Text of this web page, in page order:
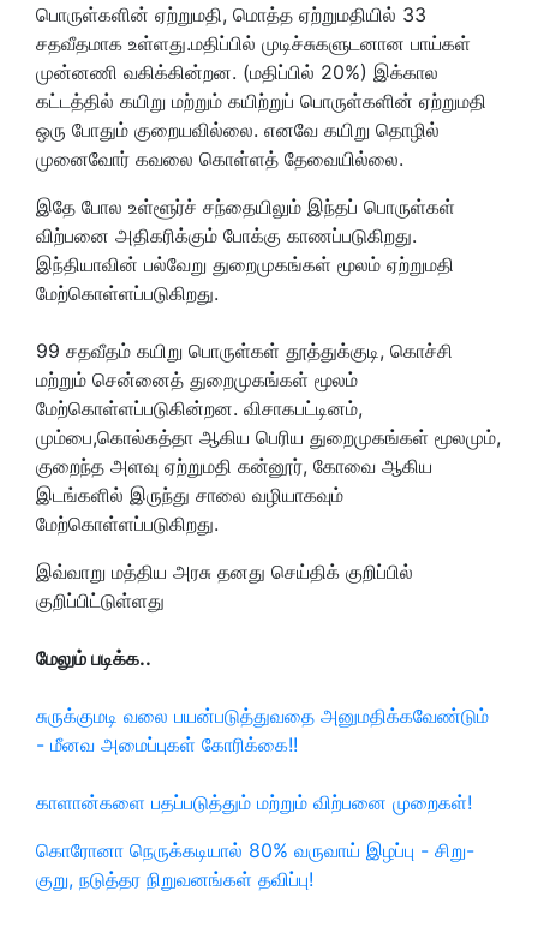
பொருள்களின் ஏற்றுமதி, மொத்த ஏற்றுமதியில் 33
சதவீதமாக உள்ளது.மதிப்பில் முடிச்சுகளுடனான பாய்கள்
முன்னணி வகிக்கின்றன. (மதிப்பில் 20%) இக்கால
கட்டத்தில் கயிறு மற்றும் கயிற்றுப் பொருள்களின் ஏற்றுமதி
ஒரு போதும் குறையவில்லை. எனவே கயிறு தொழில்
முனைவோர் கவலை கொள்ளத் தேவையில்லை.
இதே போல உள்ளூர்ச் சந்தையிலும் இந்தப் பொருள்கள்
விற்பனை அதிகரிக்கும் போக்கு காணப்படுகிறது.
இந்தியாவின் பல்வேறு துறைமுகங்கள் மூலம் ஏற்றுமதி
மேற்கொள்ளப்படுகிறது.
99 சதவீதம் கயிறு பொருள்கள் தூத்துக்குடி, கொச்சி
மற்றும் சென்னைத் துறைமுகங்கள் மூலம்
மேற்கொள்ளப்படுகின்றன. விசாகபட்டினம்,
மும்பை,கொல்கத்தா ஆகிய பெரிய துறைமுகங்கள் மூலமும்,
குறைந்த அளவு ஏற்றுமதி கன்னூர், கோவை ஆகிய
இடங்களில் இருந்து சாலை வழியாகவும்
மேற்கொள்ளப்படுகிறது.
இவ்வாறு மத்திய அரசு தனது செய்திக் குறிப்பில்
குறிப்பிட்டுள்ளது
மேலும் படிக்க..
சுருக்குமடி வலை பயன்படுத்துவதை அனுமதிக்கவேண்டும்
- மீனவ அமைப்புகள் கோரிக்கை!!
காளான்களை பதப்படுத்தும் மற்றும் விற்பனை முறைகள்!
கொரோனா நெருக்கடியால் 80% வருவாய் இழப்பு - சிறு-
குறு, நடுத்தர நிறுவனங்கள் தவிப்பு!